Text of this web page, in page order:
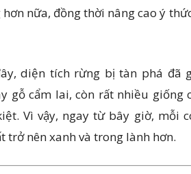
nữa, đồng thời nâng cao ý
diện tích rừng bị tàn phá đã
gỗ cẩm lai, còn rất nhiều
Vì vậy, ngay từ bây giờ, mỗi
trở nên xanh và trong lành hơn.